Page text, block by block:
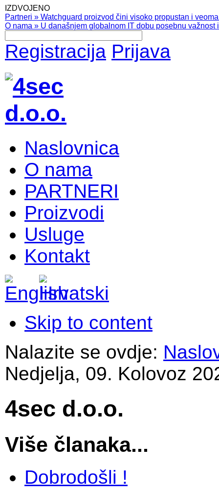
IZDVOJENO
Partneri » Watchguard proizvod čini visoko propustan i
O nama » U današnjem globalnom IT dobu posebnu
Registracija Prijava
Naslovnica
O nama
PARTNERI
Proizvodi
Usluge
Kontakt
Skip to content
Nalazite se ovdje:
Nedjelja, 09. Kolovoz
4sec d.o.o.
Više članaka...
Dobrodošli !